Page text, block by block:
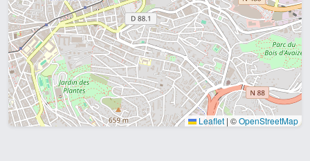
Leaflet | ©OpenStreetMap